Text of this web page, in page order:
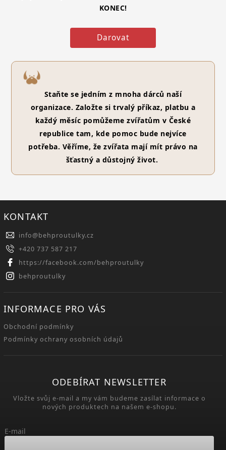
KONEC!
Darovat
Staňte se jedním z mnoha dárců naší
organizace. Založte si trvalý příkaz, platbu a
každý měsíc pomůžeme zvířatům v České
republice tam, kde pomoc bude nejvíce
potřeba. Věříme, že zvířata mají mít právo na
šťastný a důstojný život.
KONTAKT
info@behproutulky.cz
+420 737 587 217
https://facebook.com/behproutulky
behproutulky
INFORMACE PRO VÁS
Obchodní podmínky
Podmínky ochrany osobních údajů
ODEBÍRAT NEWSLETTER
Vložte svůj e-mail a my vám budeme zasílat informace o
nových produktech na našem e-shopu.
E-mail